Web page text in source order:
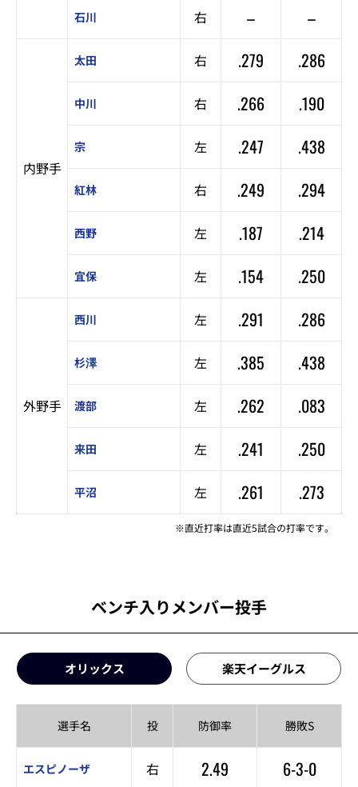
石川 右 – –
内野手
太田 右 .279 .286
中川 右 .266 .190
宗 左 .247 .438
紅林 右 .249 .294
西野 左 .187 .214
宜保 左 .154 .250
外野手
西川 左 .291 .286
杉澤 左 .385 .438
渡部 左 .262 .083
来田 左 .241 .250
平沼 左 .261 .273
※直近打率は直近5試合の打率です。
ベンチ入りメンバー投手
オリックス 楽天イーグルス
選手名 投 防御率 勝敗S
エスピノーザ 右 2.49 6-3-0